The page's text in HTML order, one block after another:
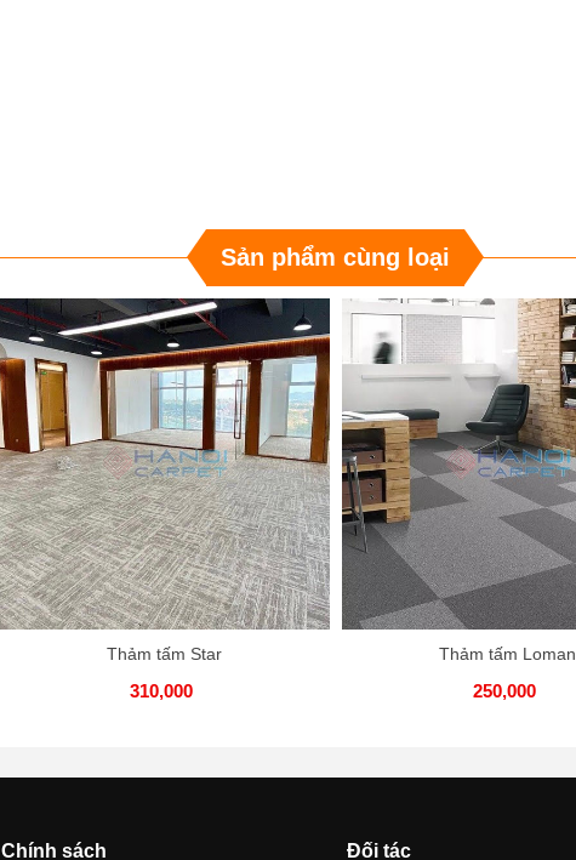
Sản phẩm cùng loại
Thảm tấm Star
310,000
Thảm tấm Loman
250,000
Chính sách Đối tác